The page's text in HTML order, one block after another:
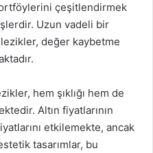
çeşitlendirmek
Uzun vadeli bir
değer kaybetme
hem şıklığı hem de
Altın fiyatlarının
etkilemekte, ancak
tasarımlar, bu